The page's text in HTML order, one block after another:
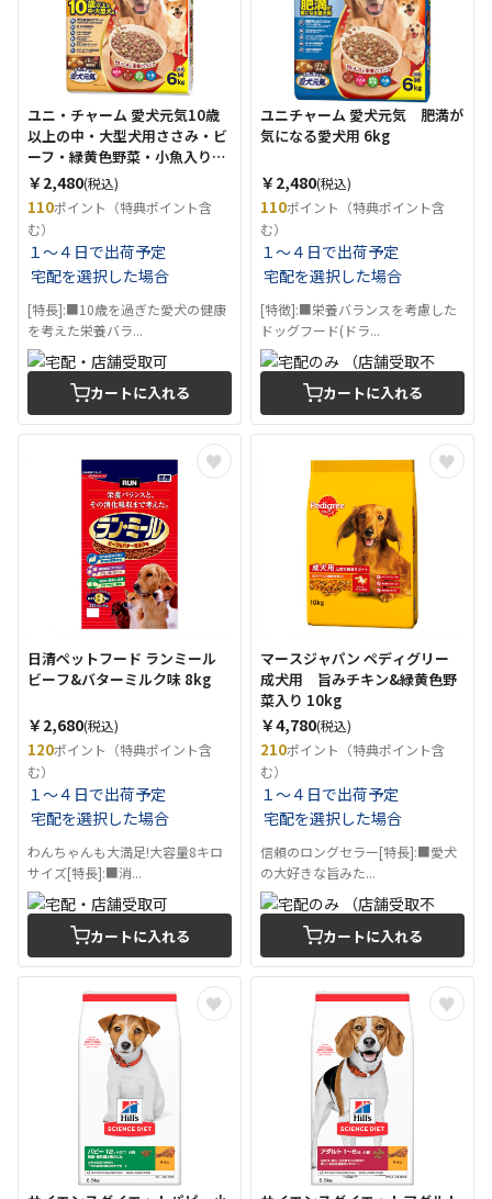
ユニ・チャーム 愛犬元気10歳
以上の中・大型犬用ささみ・ビ
ーフ・緑黄色野菜・小魚入り
6kg
￥2,480(税込)
110ポイント（特典ポイント含
む）
１～４日で出荷予定
宅配を選択した場合
[特長]:■10歳を過ぎた愛犬の健康
を考えた栄養バラ...
カートに入れる
ユニチャーム 愛犬元気 肥満が
気になる愛犬用 6kg
￥2,480(税込)
110ポイント（特典ポイント含
む）
１～４日で出荷予定
宅配を選択した場合
[特徴]:■栄養バランスを考慮した
ドッグフード(ドラ...
カートに入れる
日清ペットフード ランミール
ビーフ&バターミルク味 8kg
￥2,680(税込)
120ポイント（特典ポイント含
む）
１～４日で出荷予定
宅配を選択した場合
わんちゃんも大満足!大容量8キロ
サイズ[特長]:■消...
カートに入れる
マースジャパン ペディグリー
成犬用 旨みチキン&緑黄色野
菜入り 10kg
￥4,780(税込)
210ポイント（特典ポイント含
む）
１～４日で出荷予定
宅配を選択した場合
信頼のロングセラー[特長]:■愛犬
の大好きな旨みた...
カートに入れる